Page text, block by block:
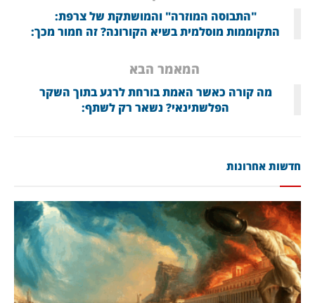
"התבוסה המוזרה" והמושתקת של צרפת:
התקוממות מוסלמית בשיא הקורונה? זה חמור מכך:
המאמר הבא
מה קורה כאשר האמת בורחת לרגע בתוך השקר
הפלשתינאי? נשאר רק לשתף:
חדשות אחרונות